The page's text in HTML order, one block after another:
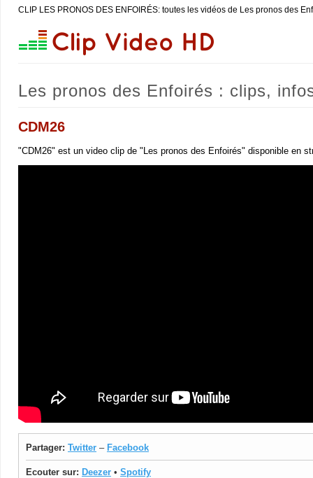
CLIP LES PRONOS DES ENFOIRÉS: toutes les vidéos de Les pronos des
Les pronos des Enfoirés : clips,
CDM26
"CDM26" est un video clip de "Les pronos des Enfoirés" disponible en
Partager: Twitter – Facebook
Ecouter sur: Deezer • Spotify